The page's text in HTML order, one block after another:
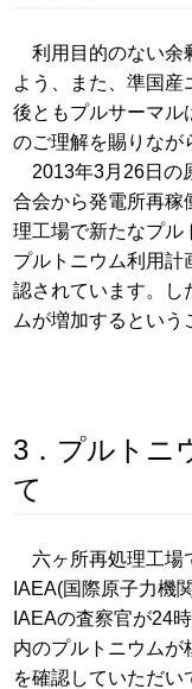
利用目的のない余
よう、また、準国産
後ともプルサーマル
のご理解を賜りなが
2013年3月26日の
合会から発電所再稼
理工場で新たなプル
プルトニウム利用計
認されています。し
ムが増加するという
3．プルトニ
て
六ヶ所再処理工場
IAEA(国際原子力機
IAEAの査察官が24
内のプルトニウムが
を確認していただい